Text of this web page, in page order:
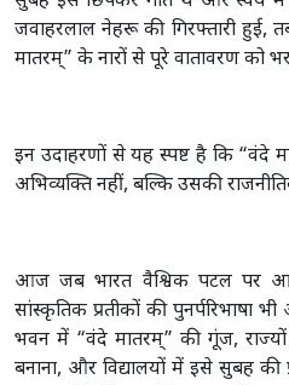
जवाहरलाल नेहरू की गिरफ्तारी हुई,
मातरम्” के नारों से पूरे वातावरण को भर
इन उदाहरणों से यह स्पष्ट है कि “वंदे
अभिव्यक्ति नहीं, बल्कि उसकी
आज जब भारत वैश्विक पटल पर
सांस्कृतिक प्रतीकों की पुनर्परिभाषा
भवन में “वंदे मातरम्” की गूंज,
बनाना, और विद्यालयों में इसे सुबह की